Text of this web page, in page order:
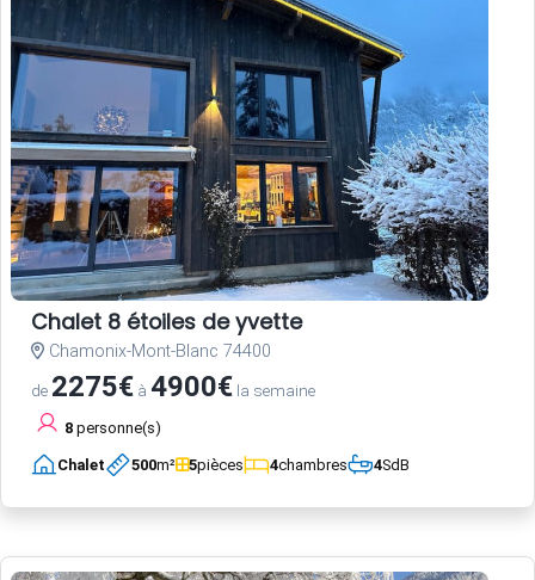
Chalet 8 étoiles de yvette
Chamonix-Mont-Blanc 74400
de 2275€ à 4900€ la semaine
8 personne(s)
Chalet 500m² 5pièces 4chambres 4SdB